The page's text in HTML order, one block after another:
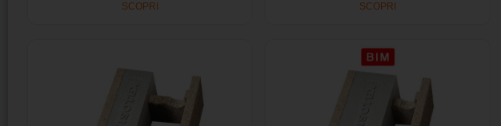
SCOPRI SCOPRI